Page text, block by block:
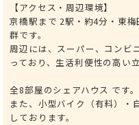
【アクセス・周辺環境】
京橋駅まで 2駅・約4分・東
群です。
周辺には、スーパー、コンビ
っており、生活利便性の高い立
全8部屋のシェアハウス です。
また、小型バイク（有料）・
しております。